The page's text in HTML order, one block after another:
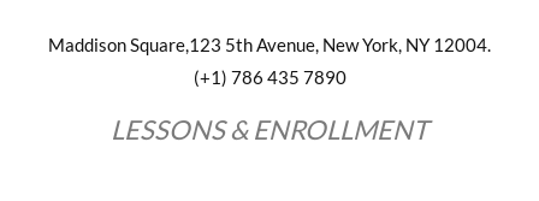
Maddison Square,123 5th Avenue, New York, NY 12004.
(+1) 786 435 7890
LESSONS & ENROLLMENT